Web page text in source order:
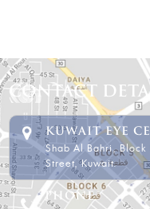
CONTACT
KUWAIT EYE
Shab Al Bahri,
Street, Kuwait.
PHONE